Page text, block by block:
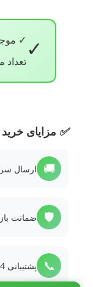
✓
✓
تعداد
✅ مزایای خرید
🚚 ارسال
🛡️ ضمانت
📞 پشتیبانی 24 ساعته